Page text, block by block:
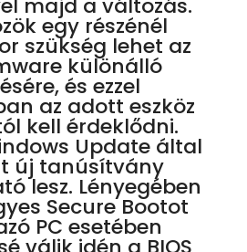
majd a változás.
egy részénél
szükség lehet az
különálló
és ezzel
az adott eszköz
kell érdeklődni.
Update által
új tanúsítvány
lesz. Lényegében
Secure Bootot
PC esetében